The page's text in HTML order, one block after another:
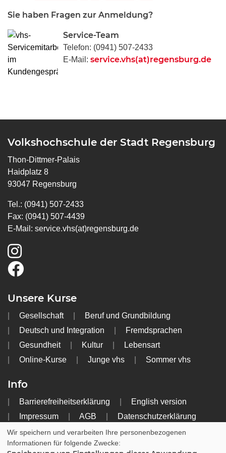
Sie haben Fragen zur Anmeldung?
Service-Team
Telefon: (0941) 507-2433
E-Mail: service.vhs(at)regensburg.de
Volkshochschule der Stadt Regensburg
Thon-Dittmer-Palais
Haidplatz 8
93047 Regensburg
Tel.: (0941) 507-2433
Fax: (0941) 507-4439
E-Mail: service.vhs(at)regensburg.de
Unsere Kurse
Gesellschaft
Beruf und Grundbildung
Deutsch und Integration
Fremdsprachen
Gesundheit
Kultur
Lebensart
Online-Kurse
Junge vhs Sommer vhs
Info
Barrierefreiheitserklärung
English version
Impressum
AGB
Datenschutzerklärung
Widerrufsbelehrung
Wir speichern und verarbeiten Ihre personenbezogenen
Informationen für folgende Zwecke: